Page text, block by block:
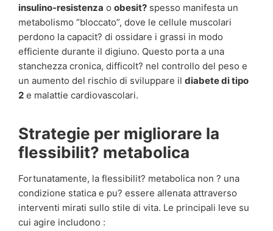
insulino-resistenza o obesit? spesso manifesta un
metabolismo “bloccato”, dove le cellule muscolari
perdono la capacit? di ossidare i grassi in modo
efficiente durante il digiuno. Questo porta a una
stanchezza cronica, difficolt? nel controllo del peso e
un aumento del rischio di sviluppare il diabete di tipo
2 e malattie cardiovascolari.
Strategie per migliorare la
flessibilit? metabolica
Fortunatamente, la flessibilit? metabolica non ? una
condizione statica e pu? essere allenata attraverso
interventi mirati sullo stile di vita. Le principali leve su
cui agire includono :